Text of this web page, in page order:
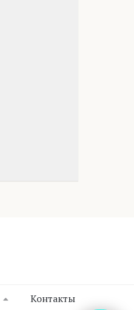
Контакты